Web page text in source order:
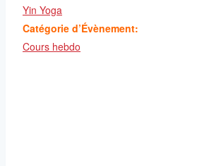
Yin Yoga
Catégorie d’Évènement:
Cours hebdo